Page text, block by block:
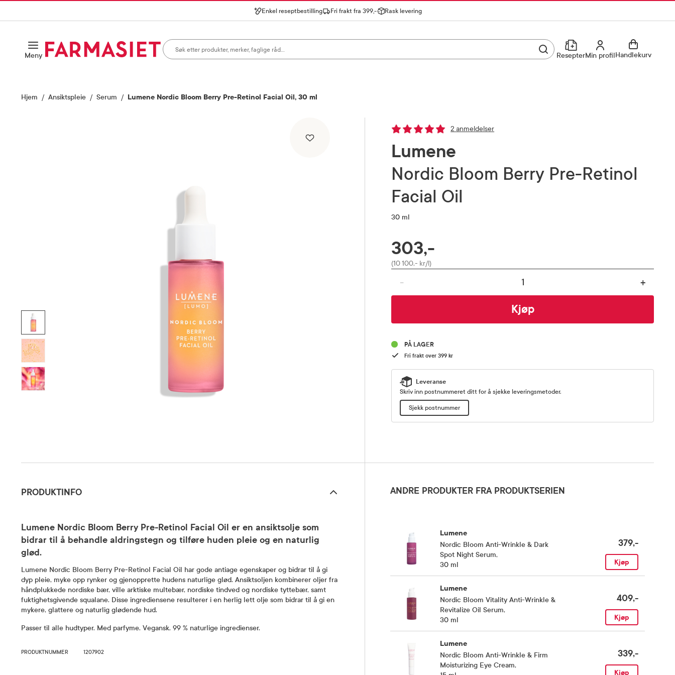
Enkel reseptbestilling Fri frakt fra 399,- Rask levering
INNHOLD
MenyÅpne
Søk i apotek
Utfør søkResepterMin profilMin profilHandlekurv
Hjem Ansiktspleie Serum Lumene Nordic Bloom Berry Pre-Retinol Facial Oil, 30 ml
2 anmeldelser
Lumene
Nordic Bloom Berry Pre-Retinol
Facial Oil
30 ml
RABATTPROSENT
Pris
303,-
(10 100,- kr/l)
- +
Kjøp
PÅ LAGER
Fri frakt over 399 kr
Leveranse
Skriv inn postnummeret ditt for å sjekke leveringsmetoder.
Sjekk postnummer
PRODUKTINFO
Lumene Nordic Bloom Berry Pre-Retinol Facial Oil er en ansiktsolje som
bidrar til å behandle aldringstegn og tilføre huden pleie og en naturlig
glød.
Lumene Nordic Bloom Berry Pre-Retinol Facial Oil har gode antiage egenskaper og bidrar til å gi
dyp pleie, myke opp rynker og gjenopprette hudens naturlige glød. Ansiktsoljen kombinerer oljer fra
håndplukkede nordiske bær, ville arktiske multebær, nordiske tindved og nordiske tyttebær, samt
fuktighetsgivende squalane. Disse ingrediensene resulterer i en herlig lett olje som bidrar til å gi en
mykere, glattere og naturlig glødende hud.
Passer til alle hudtyper. Med parfyme. Vegansk. 99 % naturlige ingredienser.
PRODUKTNUMMER 1207902
ANDRE PRODUKTER FRA PRODUKTSERIEN
Lumene
Nordic Bloom Anti-Wrinkle & Dark
Spot Night Serum,
30 ml
379,-
Kjøp
Lumene
Nordic Bloom Vitality Anti-Wrinkle &
Revitalize Oil Serum,
30 ml
409,-
Kjøp
Lumene
Nordic Bloom Anti-Wrinkle & Firm
Moisturizing Eye Cream,
339,-
Kjøp